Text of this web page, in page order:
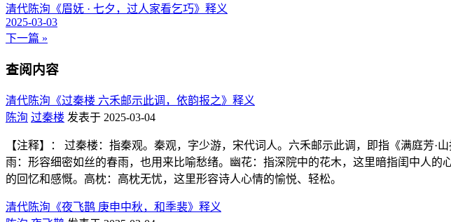
清代陈洵《眉妩 · 七夕，过人家看乞巧》释义
2025-03-03
下一篇 »
查阅内容
清代陈洵《过秦楼 六禾邮示此调，依韵报之》释义
陈洵 过秦楼 发表于 2025-03-04
【注释】： 过秦楼：指秦观。秦观，字少游，宋代词人。六禾邮示此调，即指《满庭芳·
雨：形容细密如丝的春雨，也用来比喻愁绪。幽花：指深院中的花木，这里暗指闺中人
的回忆和感慨。高枕：高枕无忧，这里形容诗人心情的愉悦、轻松。
清代陈洵《夜飞鹊 庚申中秋，和季裴》释义